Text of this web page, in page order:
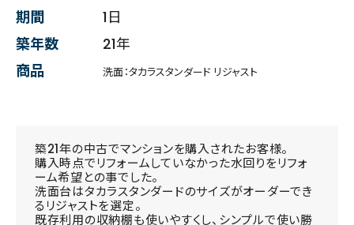
期間
1日
築年数
21年
商品
洗面：タカラスタンダード リジャスト
築21年の中古でマンションを購入されたお客様。
購入時点でリフォームしていなかった水回りをリフォ
ーム希望との事でした。
洗面台はタカラスタンダードのサイズがオーダーでき
るリジャストを選定。
既存利用の収納棚も使いやすくし、シンプルで使い勝